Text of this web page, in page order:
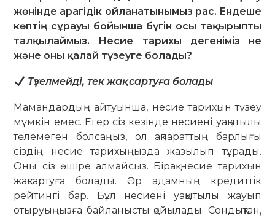
жөнінде арагідік ойланатынымыз рас. Ендеше
көптің сұрауы бойынша бүгін осы тақырыпты
талқылаймыз. Несие тарихы дегеніміз не
және оны қалай түзеуге болады?
Түзелмейді, тек жақсартуға болады
Мамандардың айтуынша, несие тарихын түзеу
мүмкін емес. Егер сіз кезінде несиені уақытылы
төлемеген болсаңыз, ол ақпараттың барлығы
сіздің несие тарихыңызда жазылып тұрады.
Оны сіз өшіре алмайсыз. Бірақ несие тарихын
жақсартуға болады. Әр адамның кредиттік
рейтингі бар. Бұл несиені уақытылы жауып
отыруыңызға байланысты қойылады. Сондықтан,